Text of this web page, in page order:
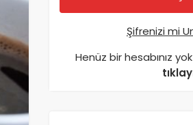
Şifrenizi mi
Henüz bir hesabınız